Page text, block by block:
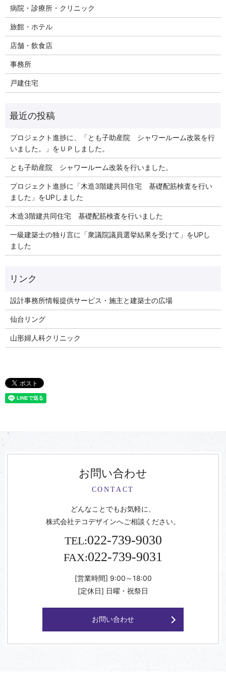
病院・診療所・クリニック
旅館・ホテル
店舗・飲食店
事務所
戸建住宅
プロジェクト進捗に、「とも子助産院 シャワールーム改装を行
いました。」をＵＰしました。
とも子助産院 シャワールーム改装を行いました。
プロジェクト進捗に「木造3階建共同住宅 基礎配筋検査を行い
ました」をUPしました
木造3階建共同住宅 基礎配筋検査を行いました
一級建築士の独り言に「衆議院議員選挙結果を受けて」をUPし
ました
リンク
設計事務所情報提供サービス・施主と建築士の広場
仙台リング
山形婦人科クリニック
お問い合わせ
CONTACT
どんなことでもお気軽に、
株式会社テコデザインへご相談ください。
TEL:022-739-9030
FAX:022-739-9031
[営業時間] 9:00～18:00
[定休日] 日曜・祝祭日
お問い合わせ